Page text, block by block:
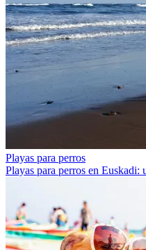
Playas para perros
Playas para perros en Euskadi: